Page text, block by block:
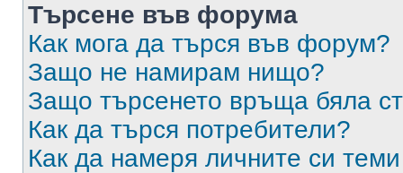
Търсене във форума
Как мога да търся във форум?
Защо не намирам нищо?
Защо търсенето връща бяла
Как да търся потребители?
Как да намеря личните си